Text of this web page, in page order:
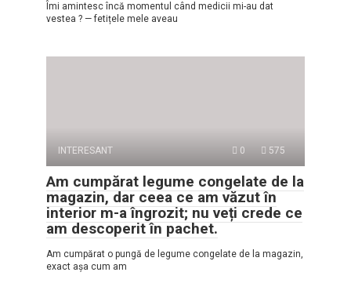
Îmi amintesc încă momentul când medicii mi-au dat
vestea ? — fetițele mele aveau
INTERESANT 0 575
Am cumpărat legume congelate de la
magazin, dar ceea ce am văzut în
interior m-a îngrozit; nu veți crede ce
am descoperit în pachet.
Am cumpărat o pungă de legume congelate de la magazin,
exact așa cum am